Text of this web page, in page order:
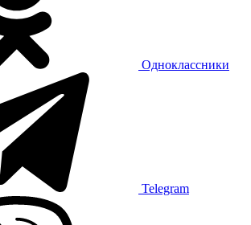
Одноклассники
Telegram